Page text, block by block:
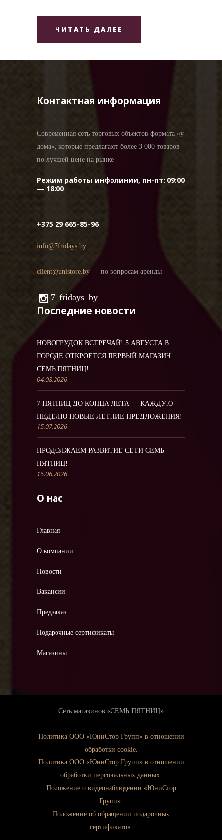
ЧИТАТЬ ДАЛЕЕ
Контактная информация
Современная сеть торговых объектов формата «у
дома», которые предлагают более 3 000 товаров
по лучшей цене на рынке
Режим работы инфолинии, пн-пт: 09:00
— 18:00
+375 29 665-85-96
info@7fridays.by
client@unistore.by — по вопросам аренды
7_fridays_by
Последние новости
НОВОГРУДОК ВСТРЕЧАЙ! 5 АВГУСТА В
ГОРОДЕ ОТКРОЕТСЯ ПЕРВЫЙ МАГАЗИН
СЕМЬ ПЯТНИЦ!
04.08.2026
7 ПЯТНИЦ ДО КОНЦА ЛЕТА — КАЖДУЮ
НЕДЕЛЮ НОВЫЕ ЛЕТНИЕ ПРЕДЛОЖЕНИЯ!
15.07.2026
ПРОДОЛЖАЕМ РАЗВИТИЕ СЕТИ СЕМЬ
ПЯТНИЦ!
16.06.2026
О нас
Главная
О компании
Новости
Вакансии
Предзаказ
Подарочные сертификаты
Магазины
Сеть магазинов «СЕМЬ ПЯТНИЦ»
Политика ООО «ЮниСтор Групп» в отношении
обработки cookie.
Политика ООО «ЮниСтор Групп» в отношении
обработки персональных данных
Положение о видеонаблюдении «ЮниСтор
Групп»
Положение об обращении подарочных
сертификатов